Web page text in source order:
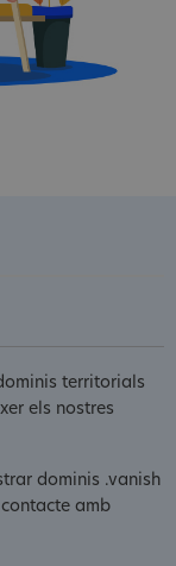
territorials
els nostres
dominis .vanish
amb